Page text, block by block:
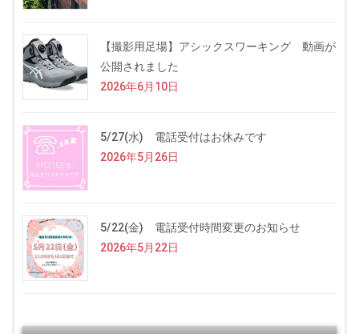
【撮影用足場】アシックスワーキング 動画が
公開されました
2026年6月10日
5/27(水) 電話受付はお休みです
2026年5月26日
5/22(金) 電話受付時間変更のお知らせ
2026年5月22日